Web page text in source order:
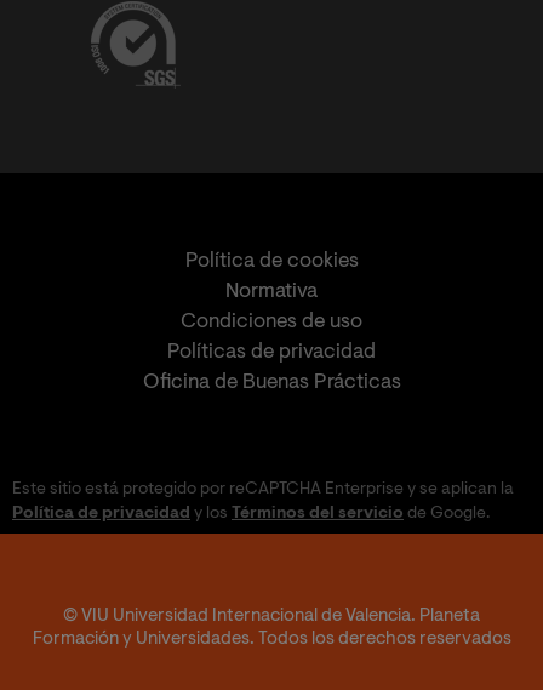
Política de cookies
Normativa
Condiciones de uso
Políticas de privacidad
Oficina de Buenas Prácticas
Este sitio está protegido por reCAPTCHA Enterprise y se aplican la
Política de privacidad y los Términos del servicio de Google.
© VIU Universidad Internacional de Valencia. Planeta
Formación y Universidades. Todos los derechos reservados